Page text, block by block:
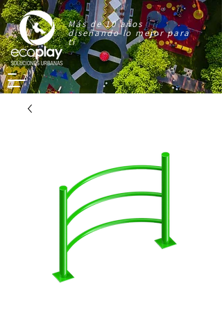
Más de 10 años
diseñando lo mejor para
ti